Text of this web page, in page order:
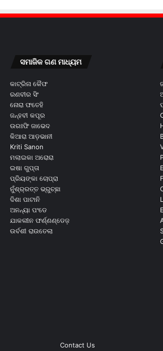
ସମାଜିକ ଗଣ ମାଧ୍ୟମ
କାଟ୍ରିନା କୈଫ
ରଣବୀର ସିଂ
ନୋରା ଫତେହି
ଜନ୍ହବୀ କପୂର
ଉରଃଫି ଜାଭେଦ
କିଆରା ଆଡ଼ଭାନୀ
Kriti Sanon
ମଲାଇକା ଅରୋରା
ଇଷା ଗୁପ୍ତା
ପ୍ରିୟଙ୍କା ଚୋପ୍ରା
ନୁଁଶ୍ର୍ରତ୍ତ ଭ୍ରୁଚ୍ଛା
ଦିଶା ପାଟାନି
ଅନନ୍ୟା ପଂଡେ
ଯାକଲୀନ ଫର୍ଣ୍ଣଣ୍ଡେଜ଼
ଉର୍ବଶୀ ରାଉତେଲା
Contact Us